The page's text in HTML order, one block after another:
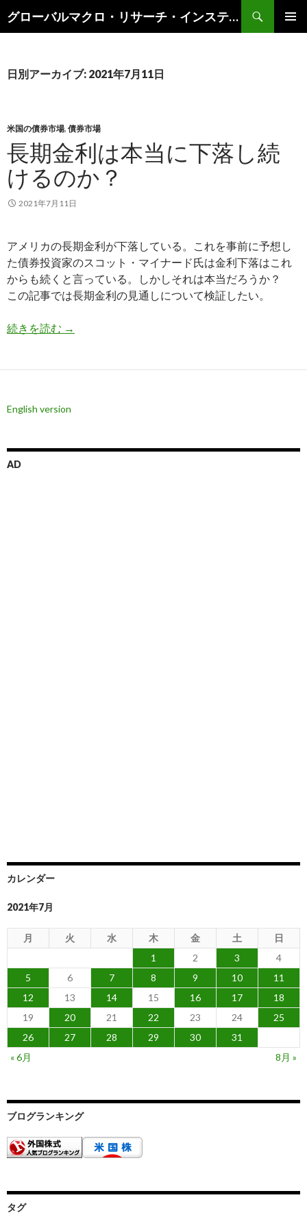
グローバルマクロ・リサーチ・インスティテュート
索
ン
キ
ッ
プ
日別アーカイブ: 2021年7月11日
米国の債券市場, 債券市場
長期金利は本当に下落し続
けるのか？
2021年7月11日
アメリカの長期金利が下落している。これを事前に予想し
た債券投資家のスコット・マイナード氏は金利下落はこれ
からも続くと言っている。しかしそれは本当だろうか？
この記事では長期金利の見通しについて検証したい。
続きを読む 長期金利は本当に下落し続けるのか？
→
English version
AD
カレンダー
2021年7月
月 火 水 木 金 土
日
1
2 3
4
5
6 7 8 9 10
11
12
13 14 15 16 17
18
19
20 21 22 23 24
25
26
27 28 29 30
31
« 6月
8月 »
ブログランキング
タグ